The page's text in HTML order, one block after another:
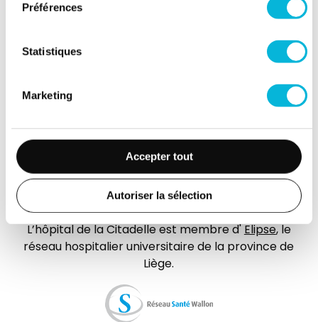
Préférences
Statistiques
Marketing
Accepter tout
Autoriser la sélection
Accès collaborateurs et médecins Citadelle
(Extranet)
Événements
Contact
Presse
FAQ
L’hôpital de la Citadelle est membre d'Elipse, le
réseau hospitalier universitaire de la province de
Liège.